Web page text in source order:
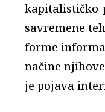
kapitalističko-
savremene
forme
načine
je pojava